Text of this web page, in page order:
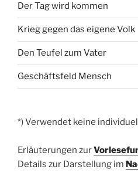
Der Tag wird kommen
Krieg gegen das eigene Volk
Den Teufel zum Vater
Geschäftsfeld Mensch
*) Verwendet keine
Erläuterungen zur
Details zur Darstellung im